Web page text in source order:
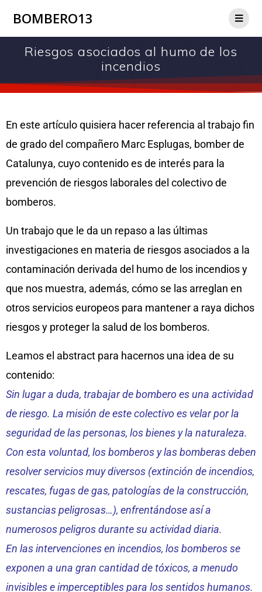
BOMBERO13
Riesgos asociados al humo de los
incendios
En este artículo quisiera hacer referencia al trabajo fin
de grado del compañero Marc Esplugas, bomber de
Catalunya, cuyo contenido es de interés para la
prevención de riesgos laborales del colectivo de
bomberos.
Un trabajo que le da un repaso a las últimas
investigaciones en materia de riesgos asociados a la
contaminación derivada del humo de los incendios y
que nos muestra, además, cómo se las arreglan en
otros servicios europeos para mantener a raya dichos
riesgos y proteger la salud de los bomberos.
Leamos el abstract para hacernos una idea de su
contenido:
Sin lugar a duda, trabajar de bombero es una actividad
de riesgo. La misión de este colectivo es velar por la
seguridad de las personas, los bienes y la naturaleza.
Con esta voluntad, los bomberos y las bomberas deben
resolver servicios muy diversos (extinción de incendios,
rescates, fugas de gas, patologías de la construcción,
sustancias peligrosas…), enfrentándose así a
numerosos peligros durante su actividad diaria.
En las intervenciones en incendios, los bomberos se
exponen a una gran cantidad de tóxicos, a menudo
invisibles e imperceptibles para los sentidos humanos.